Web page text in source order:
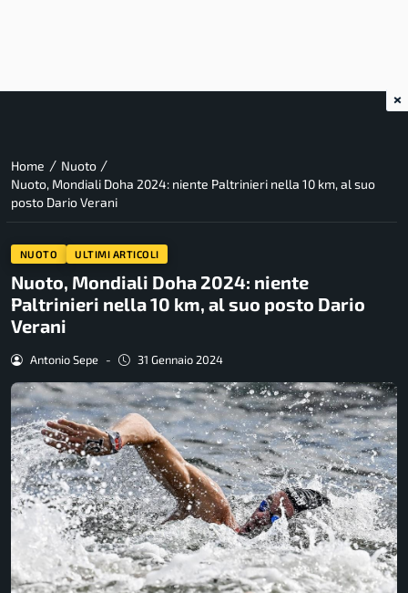
Home / Nuoto /
Nuoto, Mondiali Doha 2024: niente Paltrinieri nella 10 km, al suo
posto Dario Verani
NUOTO ULTIMI ARTICOLI
Nuoto, Mondiali Doha 2024: niente
Paltrinieri nella 10 km, al suo posto Dario
Verani
Antonio Sepe - 31 Gennaio 2024
×